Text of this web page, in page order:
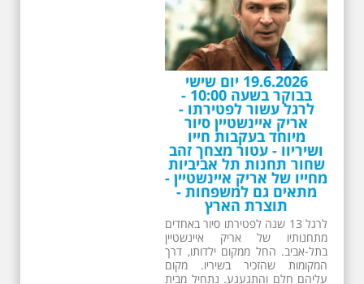
26.6.2026 - שישי בבוקר
ב 10:00 אריק איינשטיין
סיור מיוחד בעקבות חייו
ושיריו - עטור מצחך זהב
שחור תחנות תל אביביות
מחייו של אריק איינשטיין -
מתאים גם למשפחות -
תוצרת הארץ
13 שנים לפטירתו של זמר ענק. סיור
באחדים מתחנותיו של אריק איינשטיין
בתל-אביב. החל ממקום ילדותו, דרך
המקומות שהזכיר בשיריו. מקום
עליהם חלם והתגעגע. נתחיל מבית